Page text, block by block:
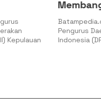
Pemuda
– Dewan
Nasional Pemuda
Provinsi Kepulauan